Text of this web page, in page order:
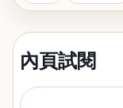
內頁試閱